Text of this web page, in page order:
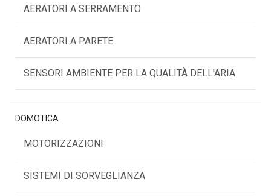
AERATORI A SERRAMENTO
AERATORI A PARETE
SENSORI AMBIENTE PER LA QUALITÀ DELL'ARIA
DOMOTICA
MOTORIZZAZIONI
SISTEMI DI SORVEGLIANZA